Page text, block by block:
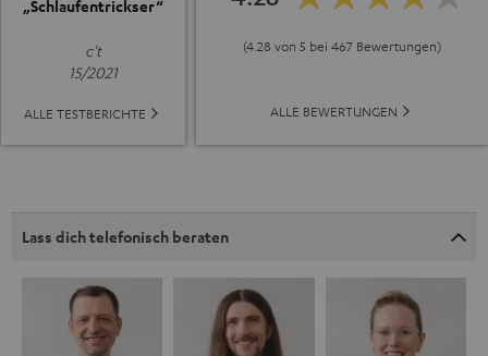
„Schlaufentrickser“
c't
15/2021
ALLE TESTBERICHTE
(4.28 von 5 bei 467 Bewertungen)
ALLE BEWERTUNGEN
Lass dich telefonisch beraten